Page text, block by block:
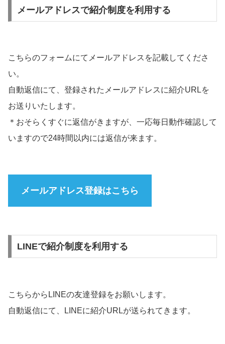
メールアドレスで紹介制度を利用する
こちらのフォームにてメールアドレスを記載してくださ
い。
自動返信にて、登録されたメールアドレスに紹介URLを
お送りいたします。
＊おそらくすぐに返信がきますが、一応毎日動作確認して
いますので24時間以内には返信が来ます。
メールアドレス登録はこちら
LINEで紹介制度を利用する
こちらからLINEの友達登録をお願いします。
自動返信にて、LINEに紹介URLが送られてきます。